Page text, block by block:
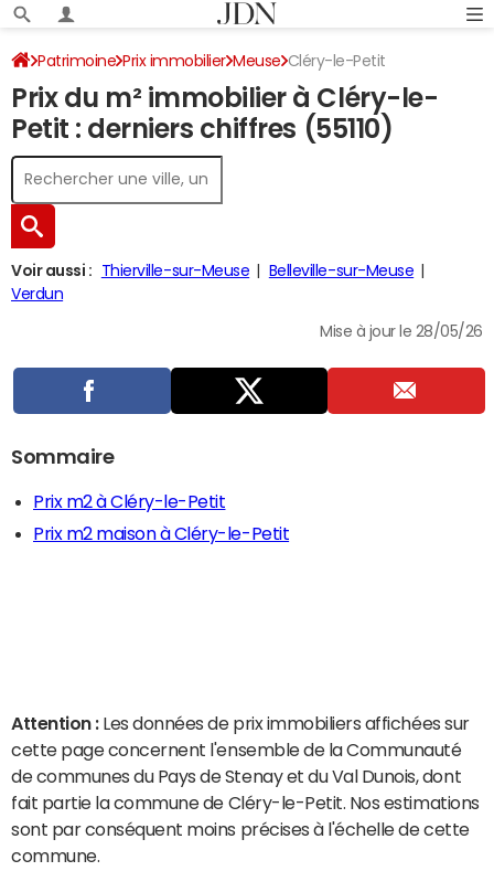
Patrimoine Prix immobilier Meuse Cléry-le-Petit
Prix du m² immobilier à Cléry-le-
Petit : derniers chiffres (55110)
Voir aussi : Thierville-sur-Meuse
Belleville-sur-Meuse
Verdun
Mise à jour le 28/05/26
Sommaire
Prix m2 à Cléry-le-Petit
Prix m2 maison à Cléry-le-Petit
Attention : Les données de prix immobiliers affichées sur
cette page concernent l'ensemble de la Communauté
de communes du Pays de Stenay et du Val Dunois, dont
fait partie la commune de Cléry-le-Petit. Nos estimations
sont par conséquent moins précises à l'échelle de cette
commune.